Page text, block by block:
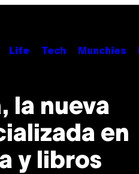
Life Tech Munchies
la nueva
en
y libros